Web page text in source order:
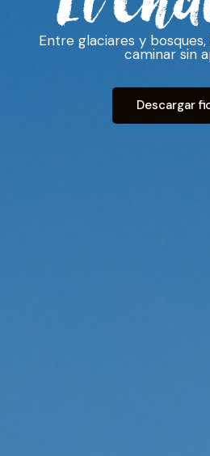
Entre glaciares y
caminar sin
Descargar